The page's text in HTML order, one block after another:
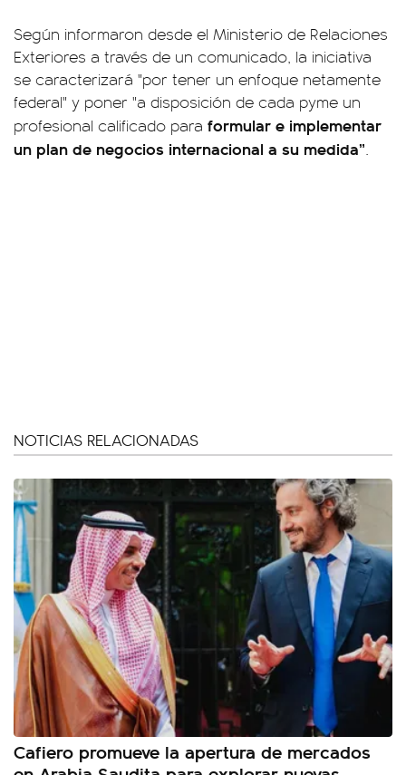
Según informaron desde el Ministerio de Relaciones
Exteriores a través de un comunicado, la iniciativa
se caracterizará "por tener un enfoque netamente
federal" y poner "a disposición de cada pyme un
profesional calificado para formular e implementar
un plan de negocios internacional a su medida”.
NOTICIAS RELACIONADAS
Cafiero promueve la apertura de mercados